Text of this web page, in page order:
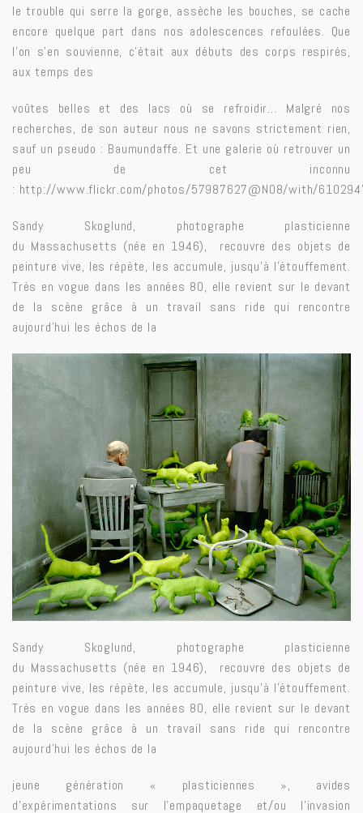
le trouble qui serre la gorge, assèche les bouches, se cache
encore quelque part dans nos adolescences refoulées. Que
l’on s’en souvienne, c’était aux débuts des corps respirés,
aux temps des
voûtes belles et des lacs où se refroidir… Malgré nos
recherches, de son auteur nous ne savons strictement rien,
sauf un pseudo : Baumundaffe. Et une galerie où retrouver un
peu de cet inconnu
: http://www.flickr.com/photos/57987627@N08/with/
Sandy Skoglund, photographe plasticienne
du Massachusetts (née en 1946), recouvre des objets de
peinture vive, les répète, les accumule, jusqu’à l’étouffement.
Très en vogue dans les années 80, elle revient sur le devant
de la scène grâce à un travail sans ride qui rencontre
aujourd’hui les échos de la
Sandy Skoglund, photographe plasticienne
du Massachusetts (née en 1946), recouvre des objets de
peinture vive, les répète, les accumule, jusqu’à l’étouffement.
Très en vogue dans les années 80, elle revient sur le devant
de la scène grâce à un travail sans ride qui rencontre
aujourd’hui les échos de la
jeune génération « plasticiennes », avides
d’expérimentations sur l’empaquetage et/ou l’invasion